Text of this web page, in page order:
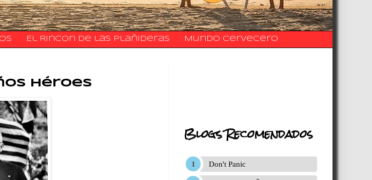
El Rincon de las Plañideras Mundo Cervecero
Héroes
Blogs Recomendados
Don't Panic